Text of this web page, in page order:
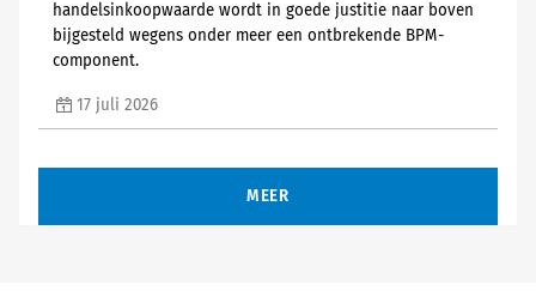
handelsinkoopwaarde wordt in goede justitie naar boven
bijgesteld wegens onder meer een ontbrekende BPM-
component.
17 juli 2026
MEER